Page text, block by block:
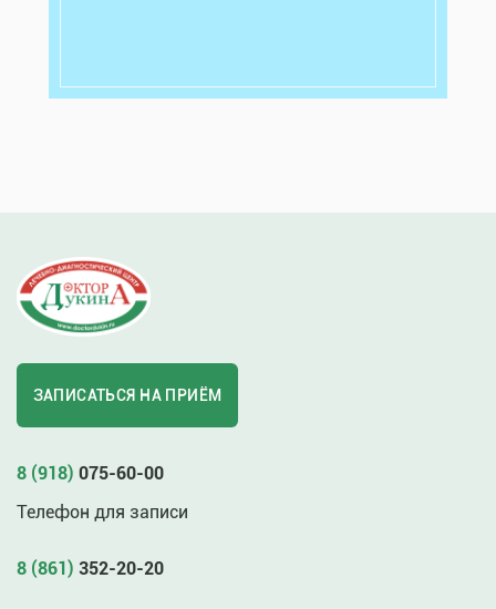
ЗАПИСАТЬСЯ НА ПРИЁМ
8 (918) 075-60-00
Телефон для записи
8 (861) 352-20-20